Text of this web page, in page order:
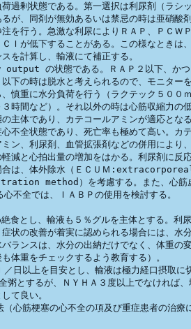
状態である。第一選択は利尿剤（ラシ
効あるいは禁忌の時は亜硝酸剤
な利尿によりＲＡＰ、ＰＣＷＰ
ことがある。この様なときは、
液にて補正する。
の状態である。ＲＡＰ２以下、かつ
と考えられるので、モニターを
荷を行う（ラクテック５００ｍ
それ以外の時は心筋収縮力の低
カテコールアミンが適応となる
状態であり、死亡率も極めて高い。カ
血管拡張剤などの併用により、
の増加をはかる。利尿剤に反応
水（ＥＣＵＭ
を考慮する。また、心筋虚
ＡＢＰの使用を検討する。
食とし、輸液も５％グルを主体とする。利
改善が着実に認められる場合には、水
スは、水分の出納だけでなく、体重の
をチェックするよう教育する）。
以上を目安とし、輸液は極力経口摂取に
するが、ＮＹＨＡ３度以上でなければ、
良い。
筋梗塞の心不全の項及び重症患者の治療